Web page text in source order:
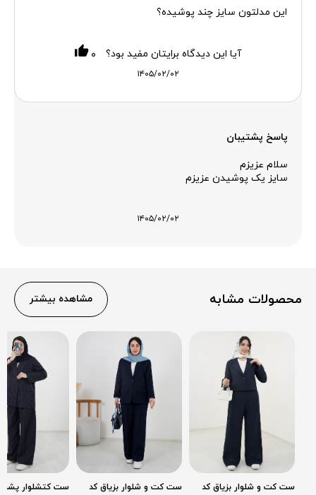
این مدلتون سایز چند پوشیده؟
۱۴۰۵/۰۲/۰۲
آیا این دیدگاه برایتان مفید بود؟ ۰
پاسخ پشتیبان
سلام عزیزم
سایز یک پوشیدن عزیزم
۱۴۰۵/۰۲/۰۲
محصولات مشابه مشاهده بیشتر
ست کت و شلوار بزیاق کد
ست کت و شلوار بزیاق کد
ست کتشلوار پشت